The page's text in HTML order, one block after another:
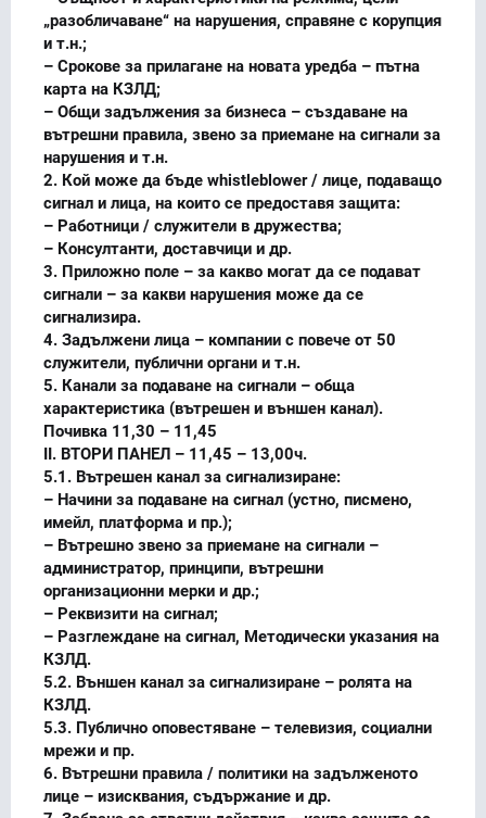
„разобличаване“ на нарушения, справяне с корупция
и т.н.;
– Срокове за прилагане на новата уредба – пътна
карта на КЗЛД;
– Общи задължения за бизнеса – създаване на
вътрешни правила, звено за приемане на сигнали за
нарушения и т.н.
2. Кой може да бъде whistleblower / лице, подаващо
сигнал и лица, на които се предоставя защита:
– Работници / служители в дружества;
– Консултанти, доставчици и др.
3. Приложно поле – за какво могат да се подават
сигнали – за какви нарушения може да се
сигнализира.
4. Задължени лица – компании с повече от 50
служители, публични органи и т.н.
5. Канали за подаване на сигнали – обща
характеристика (вътрешен и външен канал).
Почивка 11,30 – 11,45
II. ВТОРИ ПАНЕЛ – 11,45 – 13,00ч.
5.1. Вътрешен канал за сигнализиране:
– Начини за подаване на сигнал (устно, писмено,
имейл, платформа и пр.);
– Вътрешно звено за приемане на сигнали –
администратор, принципи, вътрешни
организационни мерки и др.;
– Реквизити на сигнал;
– Разглеждане на сигнал, Методически указания на
КЗЛД.
5.2. Външен канал за сигнализиране – ролята на
КЗЛД.
5.3. Публично оповестяване – телевизия, социални
мрежи и пр.
6. Вътрешни правила / политики на задълженото
лице – изисквания, съдържание и др.